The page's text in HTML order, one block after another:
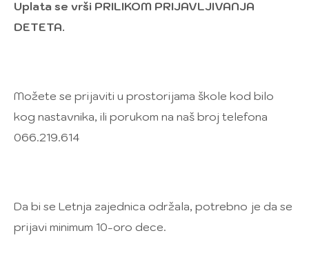
Uplata se vrši PRILIKOM PRIJAVLJIVANJA
DETETA.
Možete se prijaviti u prostorijama škole kod bilo
kog nastavnika, ili porukom na naš broj telefona
066.219.614
Da bi se Letnja zajednica održala, potrebno je da se
prijavi minimum 10-oro dece.